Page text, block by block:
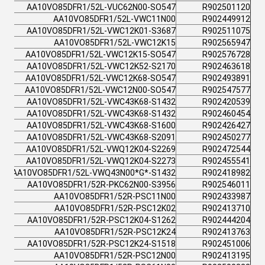
R902501120
AA10VO85DFR1/52L-VUC62N00-SO547
R902449912
AA10VO85DFR1/52L-VWC11N00
R902511075
AA10VO85DFR1/52L-VWC12K01-S3687
R902565947
AA10VO85DFR1/52L-VWC12K15
R902576728
AA10VO85DFR1/52L-VWC12K15-SO547
R902463618
AA10VO85DFR1/52L-VWC12K52-S2170
R902493891
AA10VO85DFR1/52L-VWC12K68-SO547
R902547577
AA10VO85DFR1/52L-VWC12N00-SO547
R902420539
AA10VO85DFR1/52L-VWC43K68-S1432
R902460454
AA10VO85DFR1/52L-VWC43K68-S1432
R902426427
AA10VO85DFR1/52L-VWC43K68-S1600
R902450277
AA10VO85DFR1/52L-VWC43K68-S2091
R902472544
AA10VO85DFR1/52L-VWQ12K04-S2269
R902455541
AA10VO85DFR1/52L-VWQ12K04-S2273
R902418982
AA10VO85DFR1/52L-VWQ43N00*G*-S1432
R902546011
AA10VO85DFR1/52R-PKC62N00-S3956
R902433987
AA10VO85DFR1/52R-PSC11N00
R902413710
AA10VO85DFR1/52R-PSC12K02
R902444204
AA10VO85DFR1/52R-PSC12K04-S1262
R902413763
AA10VO85DFR1/52R-PSC12K24
R902451006
AA10VO85DFR1/52R-PSC12K24-S1518
R902413195
AA10VO85DFR1/52R-PSC12N00